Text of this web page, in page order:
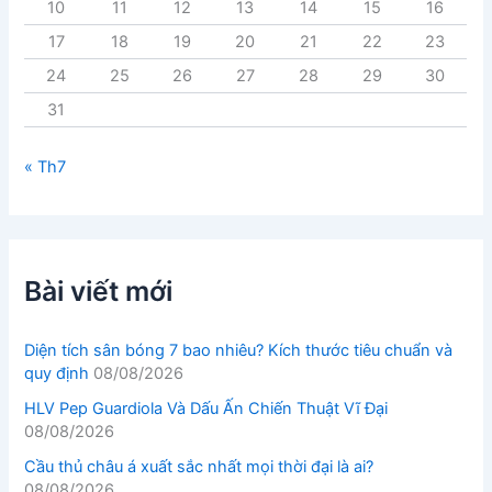
10
11 12 13 14 15
16
17
18 19 20 21 22
23
24
25 26 27 28 29
30
31
« Th7
Bài viết mới
Diện tích sân bóng 7 bao nhiêu? Kích thước tiêu chuẩn và
quy định 08/08/2026
HLV Pep Guardiola Và Dấu Ấn Chiến Thuật Vĩ Đại
08/08/2026
Cầu thủ châu á xuất sắc nhất mọi thời đại là ai?